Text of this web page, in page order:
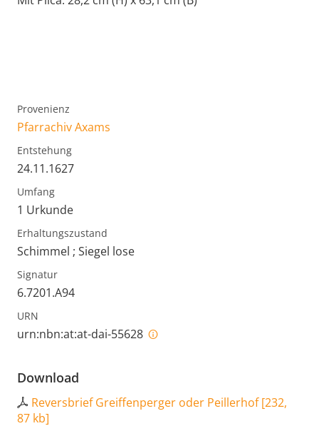
Provenienz
Pfarrachiv Axams
Entstehung
24.11.1627
Umfang
1 Urkunde
Erhaltungszustand
Schimmel ; Siegel lose
Signatur
6.7201.A94
URN
urn:nbn:at:at-dai-55628
Download
Reversbrief Greiffenperger oder Peillerhof[232,
87 kb]